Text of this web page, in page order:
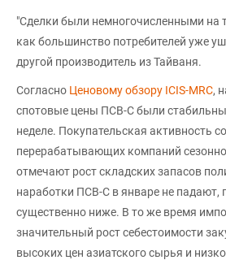
"Сделки были немногочисленными на
как большинство потребителей уже
другой производитель из Тайваня.
Согласно Ценовому обзору ICIS-MRC,
спотовые цены ПСВ-С были
неделе. Покупательская активность
перерабатывающих компаний
отмечают рост складских запасов
наработки ПСВ-С в январе не падают,
существенно ниже. В то же время
значительный рост себестоимости
высоких цен азиатского сырья и